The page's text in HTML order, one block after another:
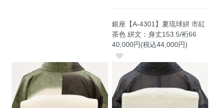
銀座【A-4301】夏琉球絣 市紅
茶色 絣文：身丈153.5/裄66
40,000円(税込44,000円)